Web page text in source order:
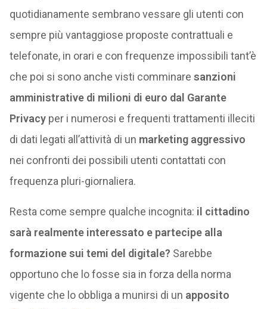
quotidianamente sembrano vessare gli utenti con
sempre più vantaggiose proposte contrattuali e
telefonate, in orari e con frequenze impossibili tant’è
che poi si sono anche visti comminare sanzioni
amministrative di milioni di euro dal Garante
Privacyper i numerosi e frequenti trattamenti illeciti
di dati legati all’attività di un marketing aggressivo
nei confronti dei possibili utenti contattati con
frequenza pluri-giornaliera.
Resta come sempre qualche incognita: il cittadino
sarà realmente interessato e partecipe alla
formazione sui temi del digitale? Sarebbe
opportuno che lo fosse sia in forza della norma
vigente che lo obbliga a munirsi di un apposito